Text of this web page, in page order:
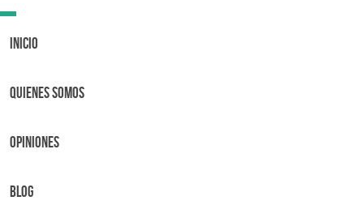
Toggle
Inicio
Quienes Somos
OPINIONES
BLOG